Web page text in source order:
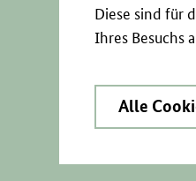
Diese sind für
Ihres Besuchs
Alle